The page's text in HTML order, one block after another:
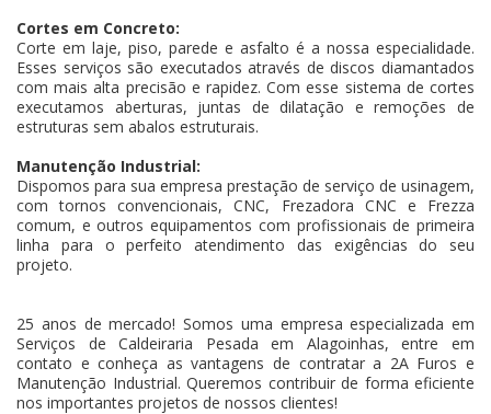
Cortes em Concreto:
Corte em laje, piso, parede e asfalto é a nossa especialidade.
Esses serviços são executados através de discos diamantados
com mais alta precisão e rapidez. Com esse sistema de cortes
executamos aberturas, juntas de dilatação e remoções de
estruturas sem abalos estruturais.
Manutenção Industrial:
Dispomos para sua empresa prestação de serviço de usinagem,
com tornos convencionais, CNC, Frezadora CNC e Frezza
comum, e outros equipamentos com profissionais de primeira
linha para o perfeito atendimento das exigências do seu
projeto.
25 anos de mercado! Somos uma empresa especializada em
Serviços de Caldeiraria Pesada em Alagoinhas, entre em
contato e conheça as vantagens de contratar a 2A Furos e
Manutenção Industrial. Queremos contribuir de forma eficiente
nos importantes projetos de nossos clientes!